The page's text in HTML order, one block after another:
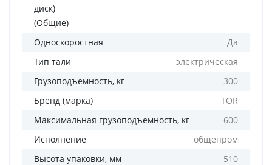
диск)
(Общие)
Односкоростная
Да
Тип тали
электрическая
Грузоподъемность, кг
300
Бренд (марка)
TOR
Максимальная грузоподъемность, кг
600
Исполнение
общепром
Высота упаковки, мм
510